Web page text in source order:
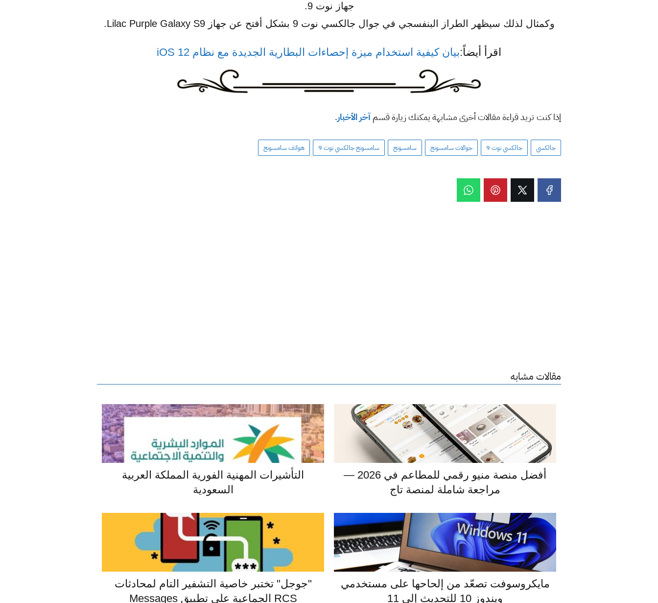
جهاز نوت 9.
وكمثال لذلك سيظهر الطراز البنفسجي في جوال جالكسي نوت 9 بشكل أفتح عن جهاز Lilac Purple Galaxy S9.
اقرأ أيضاً:بيان كيفية استخدام ميزة إحصاءات البطارية الجديدة مع نظام iOS 12
إذا كنت تريد قراءة مقالات أخرى مشابهة يمكنك زيارة قسمآخر الأخبار.
جالكسي جالكسي نوت 9 جوالات سامسونج سامسونج سامسونج جالكسي نوت 9 هواتف سامسونج
مقالات مشابه
أفضل منصة منيو رقمي للمطاعم في 2026 —
مراجعة شاملة لمنصة تاج
التأشيرات المهنية الفورية المملكة العربية
السعودية
مايكروسوفت تصعّد من إلحاحها على مستخدمي
ويندوز 10 للتحديث إلى 11
"جوجل" تختبر خاصية التشفير التام لمحادثات
RCS الجماعية على تطبيق Messages